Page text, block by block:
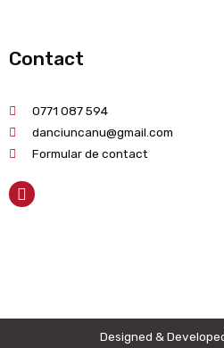
Contact
0771 087 594
danciuncanu@gmail.com
Formular de contact
Designed &